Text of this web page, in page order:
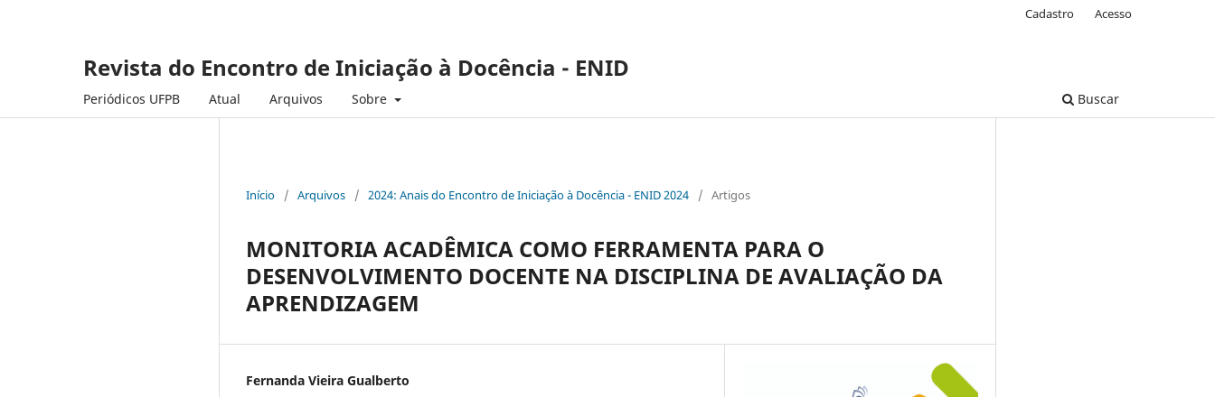
Revista do Encontro de Iniciação à Docência - ENID
Periódicos UFPB Atual Arquivos Sobre Buscar
Cadastro Acesso
Início / Arquivos / 2024: Anais do Encontro de Iniciação à Docência - ENID 2024 / Artigos
MONITORIA ACADÊMICA COMO FERRAMENTA PARA O
DESENVOLVIMENTO DOCENTE NA DISCIPLINA DE AVALIAÇÃO DA
APRENDIZAGEM
Fernanda Vieira Gualberto